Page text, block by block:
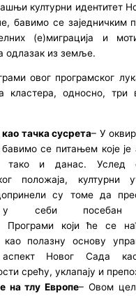
културни идентитет
бавимо се заједничким
(е)миграција и
одлазак из земље.
овог програмског
кластера, односно, три
тачка сусрета– У
се питањем које је
тако и данас. Услед
положаја, културни
су томе да
себи посебан
Програми који ће се
као полазну основу
Новог Сада
срећу, уклапају и
на тлу Европе– Овом